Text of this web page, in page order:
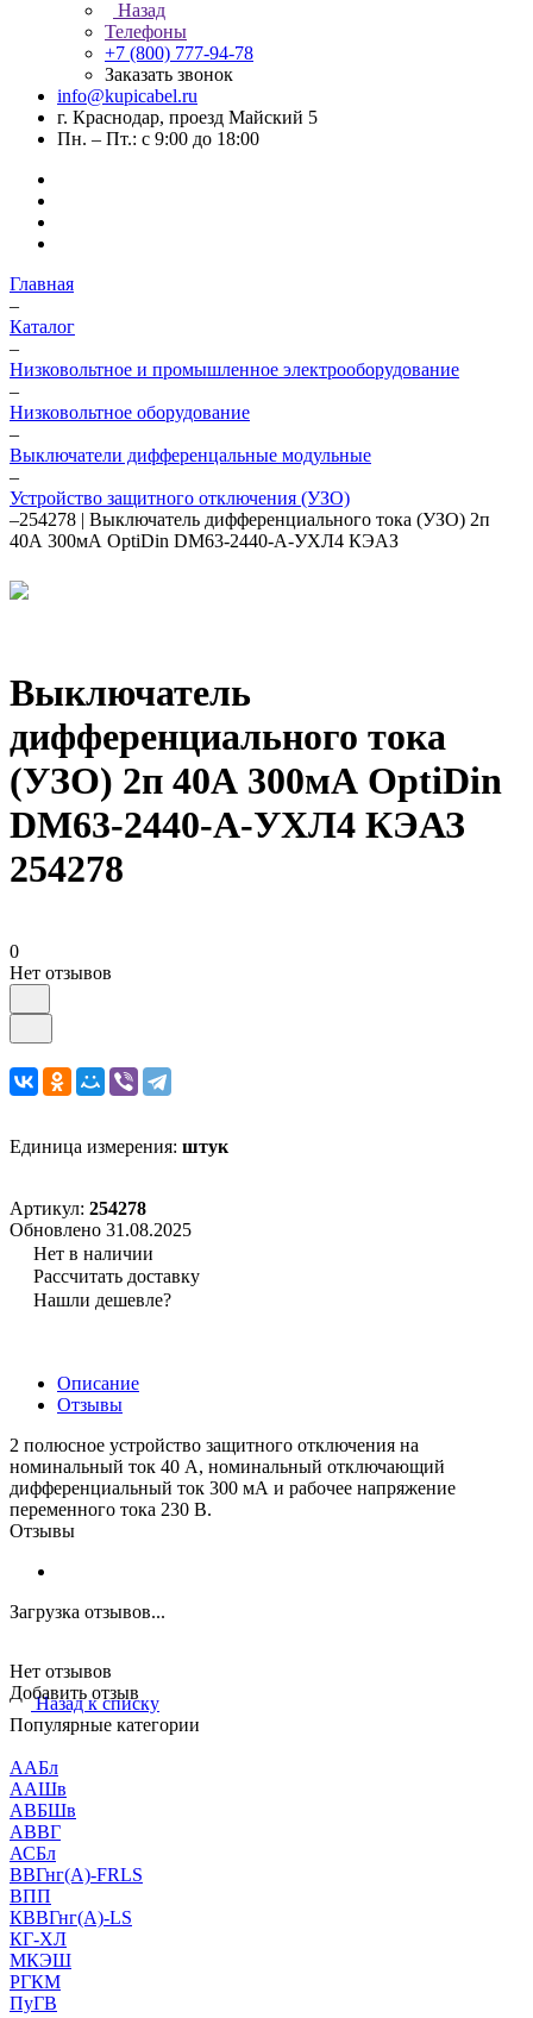
Назад
Телефоны
+7 (800) 777-94-78
Заказать звонок
info@kupicabel.ru
г. Краснодар, проезд Майский 5
Пн. – Пт.: с 9:00 до 18:00
Главная
–
Каталог
–
Низковольтное и промышленное электрооборудование
–
Низковольтное оборудование
–
Выключатели дифференцальные модульные
–
Устройство защитного отключения (УЗО)
–254278 | Выключатель дифференциального тока (УЗО) 2п
40А 300мА OptiDin DМ63-2440-A-УХЛ4 КЭАЗ
Выключатель
дифференциального тока
(УЗО) 2п 40А 300мА OptiDin
DМ63-2440-A-УХЛ4 КЭАЗ
254278
0
Нет отзывов
Единица измерения: штук
Артикул: 254278
Обновлено 31.08.2025
Нет в наличии
Рассчитать доставку
Нашли дешевле?
Описание
Отзывы
2 полюсное устройство защитного отключения на
номинальный ток 40 А, номинальный отключающий
дифференциальный ток 300 мА и рабочее напряжение
переменного тока 230 В.
Отзывы
Загрузка отзывов...
Нет отзывов
Добавить отзыв
Назад к списку
Популярные категории
ААБл
ААШв
АВБШв
АВВГ
АСБл
ВВГнг(А)-FRLS
ВПП
КВВГнг(А)-LS
КГ-ХЛ
МКЭШ
РГКМ
ПуГВ